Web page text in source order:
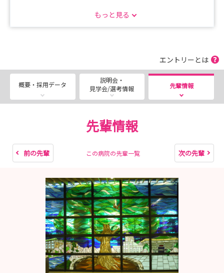
以下メールアドレスまでご連絡ください。
もっと見る
エントリーとは
概要・採用データ
説明会・
見学会/選考情報
先輩情報
先輩情報
前の先輩 この病院の先輩一覧 次の先輩